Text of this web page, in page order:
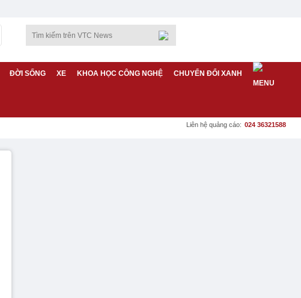
ĐỜI SỐNG XE KHOA HỌC CÔNG NGHỆ CHUYỂN ĐỔI XANH
Liên hệ quảng cáo: 024 36321588